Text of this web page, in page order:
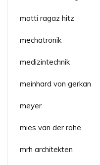
matti ragaz hitz
mechatronik
medizintechnik
meinhard von gerkan
meyer
mies van der rohe
mrh architekten